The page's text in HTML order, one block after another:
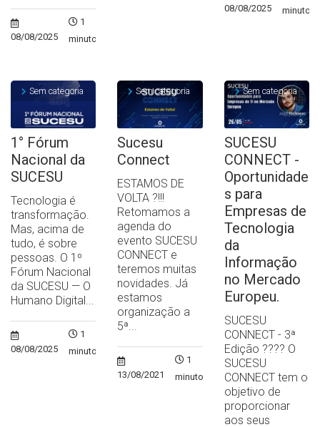
08/08/2025
1
minuto
08/08/2025
minuto
Sem categoria
1° Fórum
Nacional da
SUCESU
Tecnologia é
transformação.
Mas, acima de
tudo, é sobre
pessoas. O 1º
Fórum Nacional
da SUCESU — O
Humano Digital...
08/08/2025
1
minuto
Sem categoria
Sucesu
Connect
ESTAMOS DE
VOLTA ?!!!
Retomamos a
agenda do
evento SUCESU
CONNECT e
teremos muitas
novidades. Já
estamos
organização a
5ª...
13/08/2021
1
minuto
Sem categoria
SUCESU
CONNECT -
Oportunidade
s para
Empresas de
Tecnologia
da
Informação
no Mercado
Europeu.
SUCESU
CONNECT - 3ª
Edição ?‍??‍? O
SUCESU
CONNECT tem o
objetivo de
proporcionar
aos seus